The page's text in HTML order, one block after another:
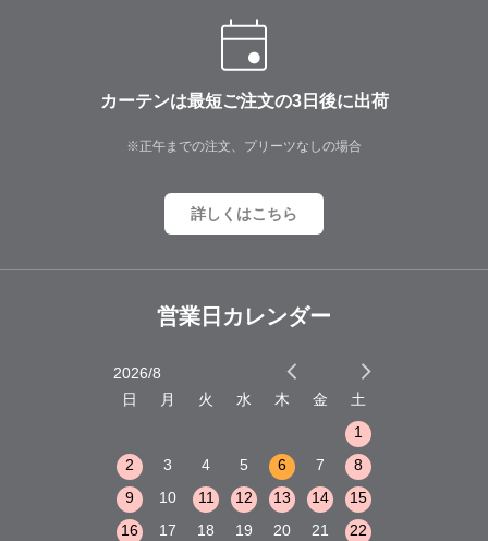
カーテンは最短ご注文の3日後に出荷
※正午までの注文、プリーツなしの場合
詳しくはこちら
営業日カレンダー
2026/8
日
月 火 水 木 金
土
1
2
3 4 5 6 7
8
9
10 11 12 13 14
15
16
17 18 19 20 21
22